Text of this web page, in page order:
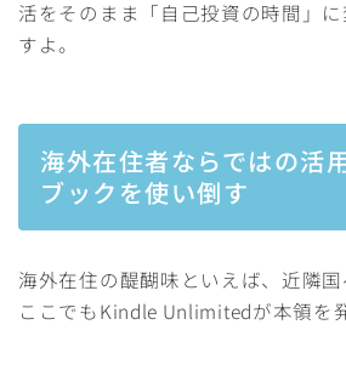
活をそのまま「自己投資の時間」
すよ。
海外在住者ならではの活
ブックを使い倒す
海外在住の醍醐味といえば、近隣国
ここでもKindle Unlimitedが本領を